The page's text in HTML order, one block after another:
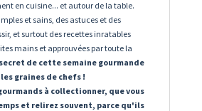
en cuisine... et autour de la table.
et sains, des astuces et des
et surtout des recettes inratables
mains et approuvées par toute la
de cette semaine gourmande
graines de chefs !
à collectionner, que vous
et relirez souvent, parce qu'ils